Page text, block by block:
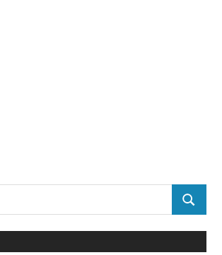
SEARCH